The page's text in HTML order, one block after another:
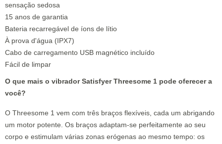
sensação sedosa
15 anos de garantia
Bateria recarregável de íons de lítio
À prova d'água (IPX7)
Cabo de carregamento USB magnético incluído
Fácil de limpar
O que mais o vibrador Satisfyer Threesome 1 pode oferecer a
você?
O Threesome 1 vem com três braços flexíveis, cada um abrigando
um motor potente. Os braços adaptam-se perfeitamente ao seu
corpo e estimulam várias zonas erógenas ao mesmo tempo: os